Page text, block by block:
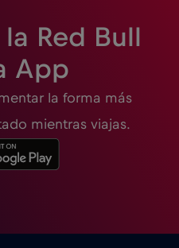
Red Bull
App
la forma más
mientras viajas.